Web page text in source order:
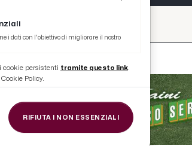
i dati con l'obiettivo di migliorare il nostro
cookie persistenti tramite questo link.
Policy.
RIFIUTA I NON ESSENZIALI